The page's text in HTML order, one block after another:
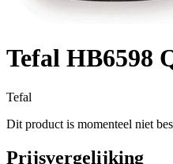
Tefal HB6598
Tefal
Dit product is momenteel niet
Prijsvergelijking